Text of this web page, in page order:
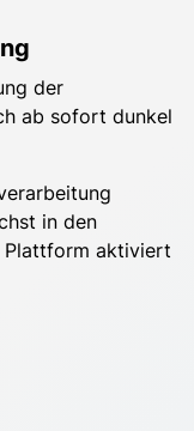
der
ab sofort dunkel
in den
Plattform aktiviert